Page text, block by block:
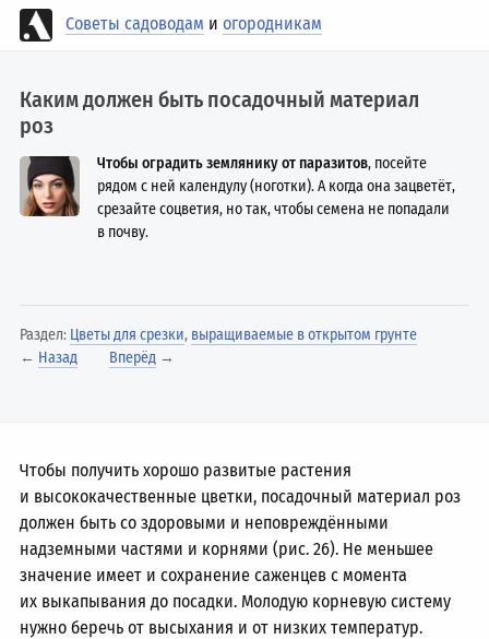
Советы садоводам иогородникам
Каким должен быть посадочный материал
роз
Чтобы оградить землянику от паразитов, посейте
рядом с ней календулу (ноготки). А когда она зацветёт,
срезайте соцветия, но так, чтобы семена не попадали
в почву.
Раздел: Цветы для срезки, выращиваемые в открытом грунте
← Назад Вперёд→
Чтобы получить хорошо развитые растения
и высококачественные цветки, посадочный материал роз
должен быть со здоровыми и неповреждёнными
надземными частями и корнями (рис. 26). Не меньшее
значение имеет и сохранение саженцев с момента
их выкапывания до посадки. Молодую корневую систему
нужно беречь от высыхания и от низких температур.